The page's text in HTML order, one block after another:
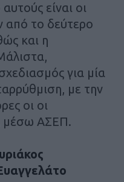
είναι οι
από το δεύτερο
και η
για μία
με την
οι οι
μέσω ΑΣΕΠ.